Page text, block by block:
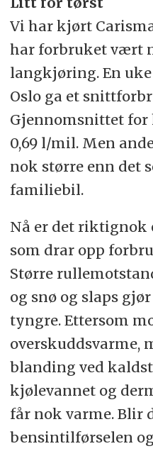
Vi har kjørt
har forbruket vært
langkjøring. En
Oslo ga et
Gjennomsnittet for
0,69 l/mil. Men
nok større enn det
familiebil.
Nå er det riktignok
som drar opp
Større
og snø og slaps
tyngre. Ettersom
overskuddsvarme,
blanding ved
kjølevannet og
får nok varme. Blir
bensintilførselen